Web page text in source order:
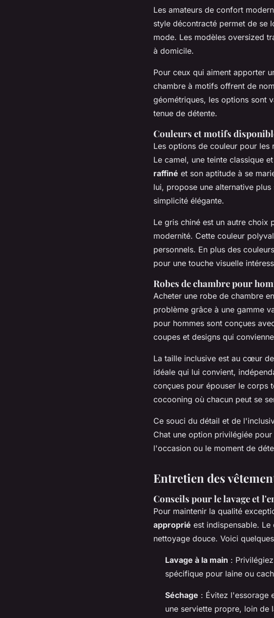
Les amateurs de confort
style décontracté permet de se
mode. Les modèles oversized
à domicile.
Pour ceux qui aiment apporter
chambre à motifs offrent de
géométriques, les options sont
tenue de détente.
Couleurs et motifs
Les options de couleur pour les
Le camel, une teinte classique
raffiné et son aptitude à se
lui, propose une alternative
simplicité élégante.
Le gris chiné est un autre choix
modernité. Cette couleur
personnels. En plus des
pour une touche visuelle
Robes de chambre pour
Acheter une robe de chambre
problème grâce à une gamme
pour hommes sont conçues
coupes et designs qui
La taille inclusive est au cœur
idéale qui lui convient,
conçues pour épouser le corps
cocooning où chacun peut se
Ce souci du détail et de
Chat une option privilégiée
l'occasion ou le moment de
Entretien des
Conseils pour le lavage et
Pour maintenir la qualité
approprié est indispensable.
nettoyage douce. Voici
Lavage à la main :
spécifique pour laine ou
Séchage : Évitez l'essorage
une serviette propre, loin de